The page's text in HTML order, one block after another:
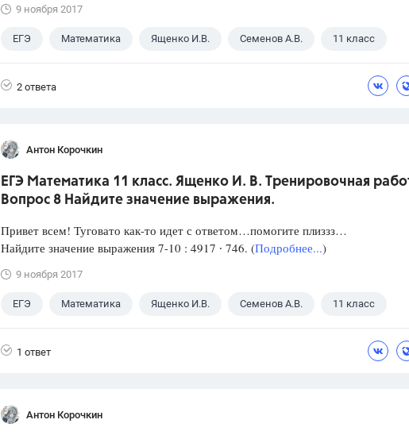
9 ноября 2017
ЕГЭ Математика Ященко И.В. Семенов А.В. 11 класс
2 ответа
Антон Корочкин
ЕГЭ Математика 11 класс. Ященко И. В. Тренировочная
Вопрос 8 Найдите значение выражения.
Привет всем! Туговато как-то идет с ответом…помогите плиззз…
Найдите значение выражения 7-10 : 4917 ∙ 746. (Подробнее...)
9 ноября 2017
ЕГЭ Математика Ященко И.В. Семенов А.В. 11 класс
1 ответ
Антон Корочкин